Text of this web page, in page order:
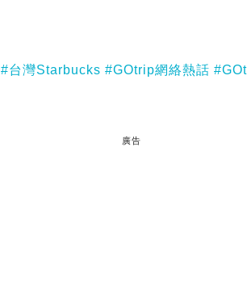
#台灣Starbucks #GOtrip網絡熱話
廣告